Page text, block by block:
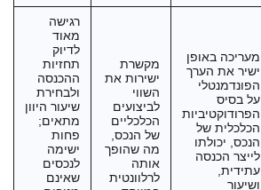
מעריכה באופן
ישיר את הערך
הפונדמנטלי
על בסיס
הפרודוקטיביות
הכלכלית של
הנכס, יכולתו
לייצר הכנסה
עתידית,
ושיעור
מקשרת
ישירות את
השווי
לביצועים
הכלכליים
של הנכס,
מה שהופך
אותה
לרלוונטית
רגישה
מאוד
לדיוק
תחזיות
ההכנסה
ולבחירת
שיעור היוון
מתאים;
פחות
ישימה
לנכסים
שאינם